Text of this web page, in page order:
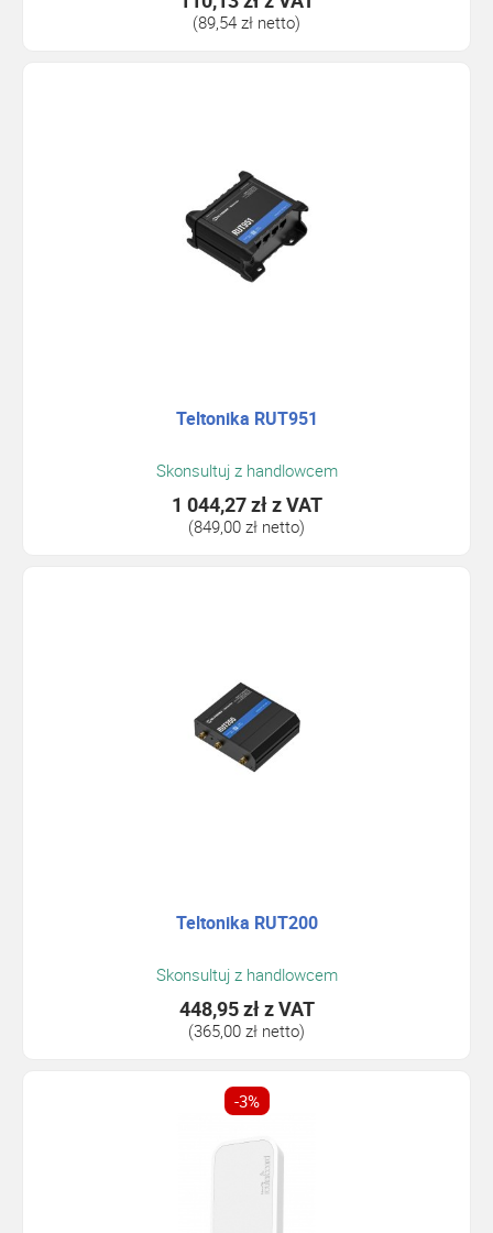
(89,54 zł netto)
Teltonika RUT951
Skonsultuj z handlowcem
1 044,27 złz VAT
(849,00 zł netto)
Teltonika RUT200
Skonsultuj z handlowcem
448,95 złz VAT
(365,00 zł netto)
-3%